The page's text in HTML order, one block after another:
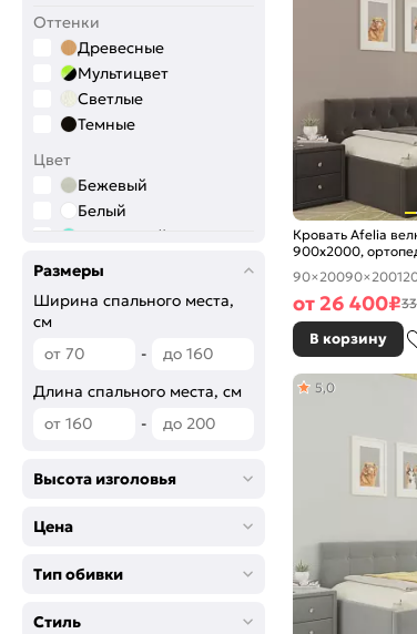
Оттенки
Древесные
Мультицвет
Светлые
Темные
Цвет
Бежевый
Белый
Бирюзовый
Желтый
Коричневый
Розовый
Серый
Фиолетовый
Размеры
Ширина спального места,
см
-
Длина спального места, см
-
Высота изголовья
Цена
Тип обивки
Стиль
Кровать Afelia
900x2000,
90×20090×200
от 26 400₽
В корзину
5,0